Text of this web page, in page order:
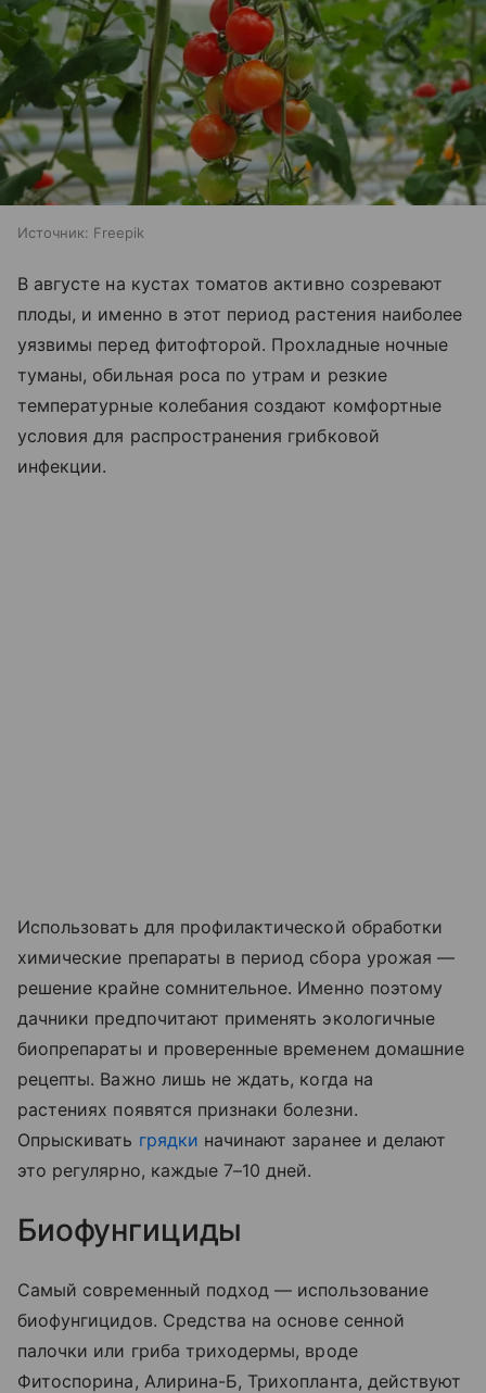
Источник: Freepik
В августе на кустах томатов активно созревают
плоды, и именно в этот период растения наиболее
уязвимы перед фитофторой. Прохладные ночные
туманы, обильная роса по утрам и резкие
температурные колебания создают комфортные
условия для распространения грибковой
инфекции.
Использовать для профилактической обработки
химические препараты в период сбора урожая —
решение крайне сомнительное. Именно поэтому
дачники предпочитают применять экологичные
биопрепараты и проверенные временем домашние
рецепты. Важно лишь не ждать, когда на
растениях появятся признаки болезни.
Опрыскивать грядки начинают заранее и делают
это регулярно, каждые 7–10 дней.
Биофунгициды
Самый современный подход — использование
биофунгицидов. Средства на основе сенной
палочки или гриба триходермы, вроде
Фитоспорина, Алирина-Б, Трихопланта, действуют